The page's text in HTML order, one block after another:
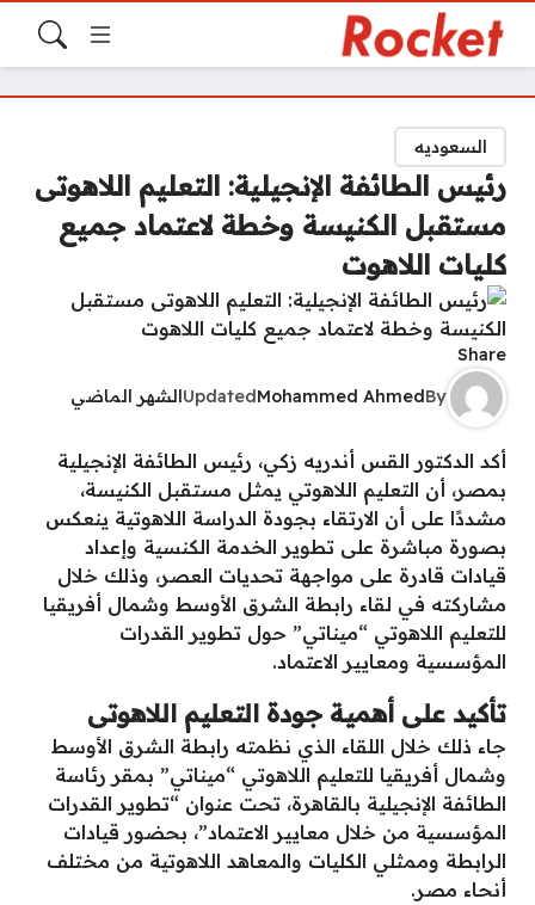
السعوديه
رئيس الطائفة الإنجيلية: التعليم اللاهوتى
مستقبل الكنيسة وخطة لاعتماد جميع
كليات اللاهوت
Share
By
Mohammed Ahmed
Updated الشهر الماضي
أكد الدكتور القس أندريه زكي، رئيس الطائفة الإنجيلية
بمصر، أن التعليم اللاهوتي يمثل مستقبل الكنيسة،
مشددًا على أن الارتقاء بجودة الدراسة اللاهوتية ينعكس
بصورة مباشرة على تطوير الخدمة الكنسية وإعداد
قيادات قادرة على مواجهة تحديات العصر، وذلك خلال
مشاركته في لقاء رابطة الشرق الأوسط وشمال أفريقيا
للتعليم اللاهوتي “ميناتي” حول تطوير القدرات
المؤسسية ومعايير الاعتماد.
تأكيد على أهمية جودة التعليم اللاهوتى
جاء ذلك خلال اللقاء الذي نظمته رابطة الشرق الأوسط
وشمال أفريقيا للتعليم اللاهوتي “ميناتي” بمقر رئاسة
الطائفة الإنجيلية بالقاهرة، تحت عنوان “تطوير القدرات
المؤسسية من خلال معايير الاعتماد”، بحضور قيادات
الرابطة وممثلي الكليات والمعاهد اللاهوتية من مختلف
أنحاء مصر.